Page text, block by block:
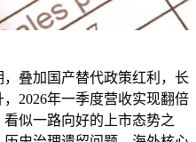
叠加国产替代政策红利，长
2026年一季度营收实现翻倍
似一路向好的上市态势之